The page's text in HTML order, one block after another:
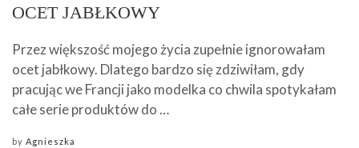
OCET JABŁKOWY
Przez większość mojego życia zupełnie ignorowałam
ocet jabłkowy. Dlatego bardzo się zdziwiłam, gdy
pracując we Francji jako modelka co chwila spotykałam
całe serie produktów do …
by Agnieszka